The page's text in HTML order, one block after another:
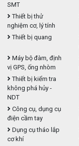
SMT
Thiết bị thử
nghiệm cơ, lý tính
Thiết bị quang
Máy bộ đàm, định
vị GPS, ống nhòm
Thiết bị kiểm tra
không phá hủy -
NDT
Công cụ, dụng cụ
điện cầm tay
Dụng cụ tháo lắp
cơ khí